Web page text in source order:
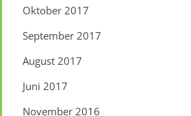
Oktober 2017
September 2017
August 2017
Juni 2017
November 2016